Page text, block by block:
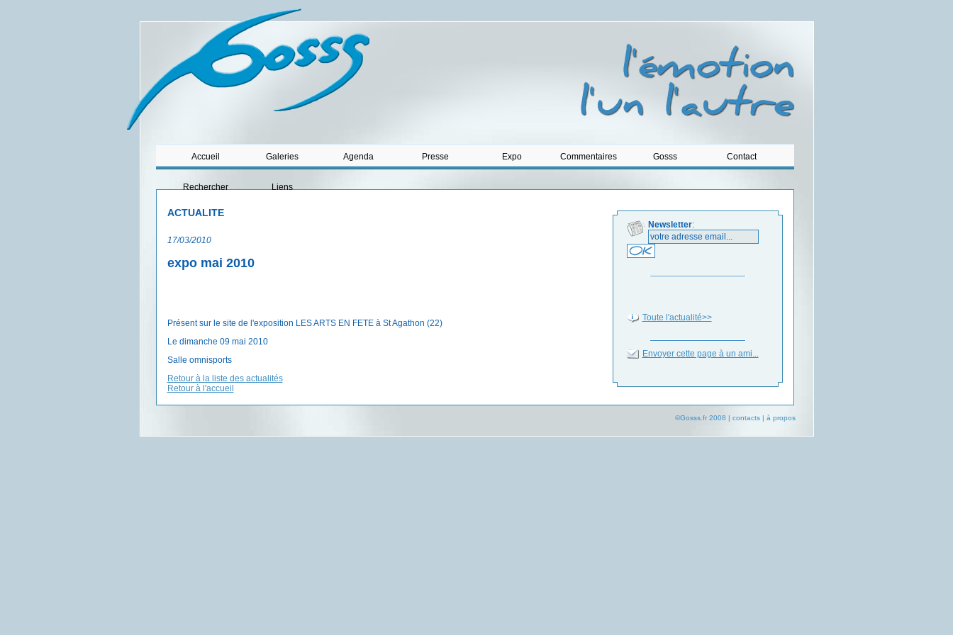
Accueil Galeries Agenda Presse Expo Commentaires Gosss Contact
Rechercher Liens
Newsletter:
Toute l'actualité>>
Envoyer cette page à un ami...
ACTUALITE
17/03/2010
expo mai 2010
Présent sur le site de l'exposition LES ARTS EN FETE à St Agathon (22)
Le dimanche 09 mai 2010
Salle omnisports
Retour à la liste des actualités
Retour à l'accueil
©Gosss.fr 2008 | contacts| à propos